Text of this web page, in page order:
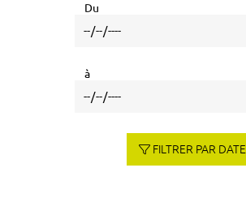
Du
à
FILTRER PAR DATE